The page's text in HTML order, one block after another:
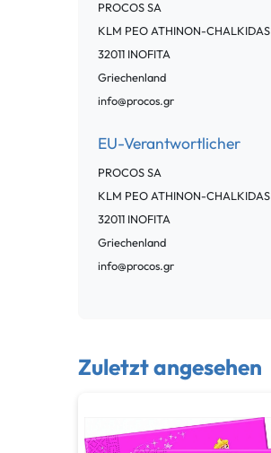
PROCOS SA
KLM PEO ATHINON-CHALKIDAS
32011 INOFITA
Griechenland
info@procos.gr
EU-Verantwortlicher
PROCOS SA
KLM PEO ATHINON-CHALKIDAS
32011 INOFITA
Griechenland
info@procos.gr
Zuletzt angesehen